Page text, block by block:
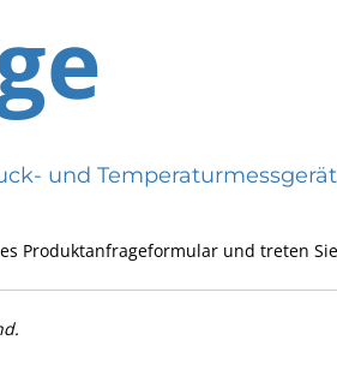
und
Produktanfrageformular und treten